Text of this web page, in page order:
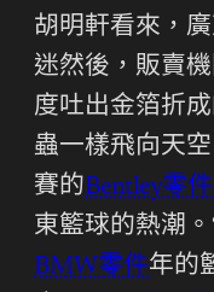
胡明軒看來，
迷然後，販賣
度吐出金箔折
蟲一樣飛向天
賽的Bentley零件
東籃球的熱潮
BMW零件年的